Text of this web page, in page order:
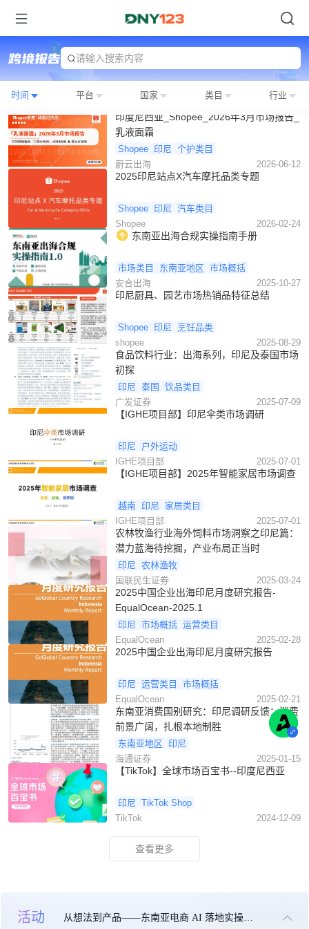
活动 从想法到产品——东南亚电商 AI 落地实操大课
请输入搜索内容
时间 平台 国家 类目 行业
印度尼西亚_Shopee_2026年3月市场报告_
乳液面霜
Shopee 印尼 个护类目
蔚云出海
2026-06-12
2025印尼站点X汽车摩托品类专题
Shopee 印尼 汽车类目
Shopee
2026-02-24
东南亚出海合规实操指南手册
市场类目 东南亚地区 市场概括
安合出海
2025-10-27
印尼厨具、园艺市场热销品特征总结
Shopee 印尼
烹饪品类
shopee
2025-08-29
食品饮料行业：出海系列，印尼及泰国市场
初探
印尼 泰国 饮品类目
广发证券
2025-07-09
【IGHE项目部】印尼伞类市场调研
印尼
户外运动
IGHE项目部
2025-07-01
【IGHE项目部】2025年智能家居市场调查
越南 印尼
家居类目
IGHE项目部
2025-07-01
农林牧渔行业海外饲料市场洞察之印尼篇：
潜力蓝海待挖掘，产业布局正当时
印尼 农林渔牧
国联民生证券
2025-03-24
2025中国企业出海印尼月度研究报告-
EqualOcean-2025.1
印尼 市场概括 运营类目
EqualOcean
2025-02-28
2025中国企业出海印尼月度研究报告
印尼 运营类目
市场概括
EqualOcean
2025-02-21
东南亚消费国别研究：印尼调研反馈：消费
前景广阔，扎根本地制胜
东南亚地区
印尼
海通证券
2025-01-15
【TikTok】全球市场百宝书--印度尼西亚
印尼 TikTok Shop
TikTok
2024-12-09
查看更多